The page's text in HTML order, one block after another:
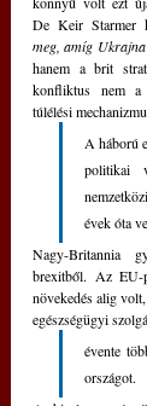
De Keir Starmer
meg, amíg
hanem a brit
konfliktus nem a
túlélési
A háború
politikai
évek óta
Nagy-Britannia
brexitből. Az EU-
növekedés alig
egészségügyi
évente
országot.